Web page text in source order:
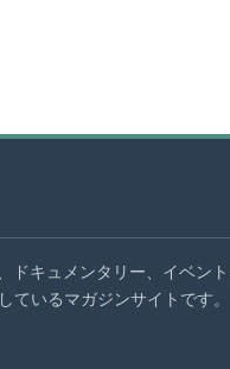
ドキュメンタリー、イベント
いるマガジンサイトです。